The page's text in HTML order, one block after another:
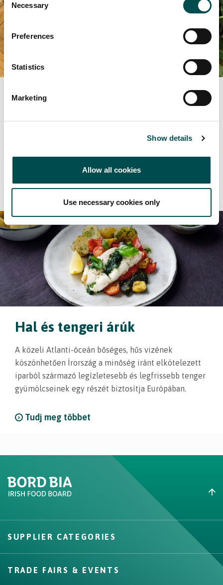
Selection
Necessary
Preferences
Statistics
Marketing
Show details
Allow all cookies
Use necessary cookies only
Marhahús
Írország marhahústermelési rendszerének lényege a
választékban rejlik, amelyben a hagyományos
kontinentális fajták egyaránt megtalálhatók.
Tudj meg többet
Hal és tengeri árúk
A közeli Atlanti-óceán bőséges, hűs vizének
köszönhetően Írország a minőség iránt elkötelezett
iparból származó legízletesebb és legfrissebb tenger
gyümölcseinek egy részét biztosítja Európában.
Tudj meg többet
Create New List
Create
SUPPLIER CATEGORIES
TRADE FAIRS & EVENTS